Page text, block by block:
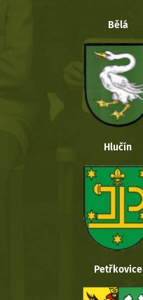
Bělá
Hlučín
Petřkovice